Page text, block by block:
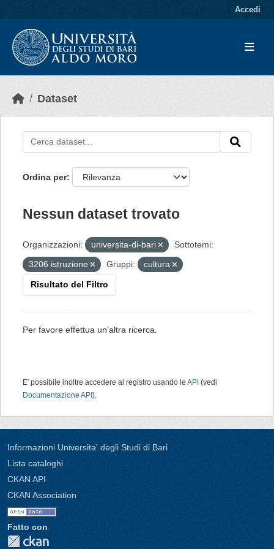
Accedi
Dataset
Ordina per
Nessun dataset trovato
Organizzazioni: universita-di-bari
Sottotemi:
3206 istruzione
Gruppi: cultura
Risultato del Filtro
Per favore effettua un'altra ricerca.
E' possibile inoltre accedere al registro usando le API (vedi
Documentazione API ).
Informazioni Universita' degli Studi di Bari
Lista cataloghi
CKAN API
CKAN Association
Fatto con